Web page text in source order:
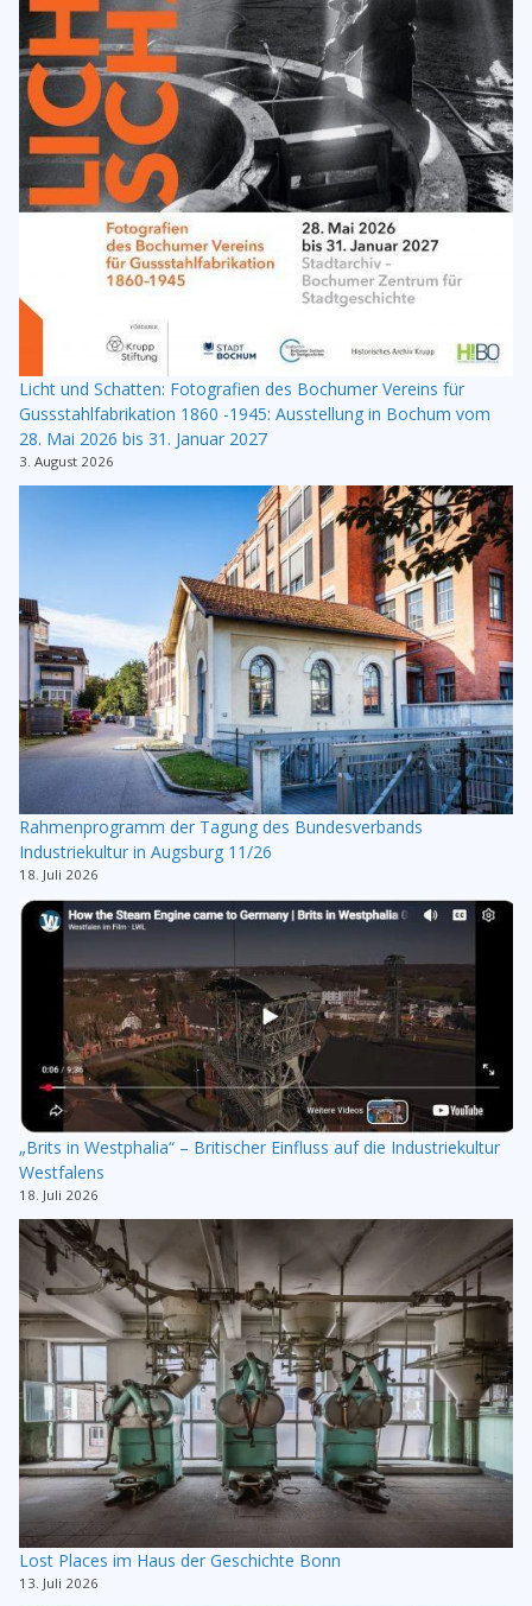
Licht und Schatten: Fotografien des Bochumer Vereins für
Gussstahlfabrikation 1860 -1945: Ausstellung in Bochum vom
28. Mai 2026 bis 31. Januar 2027
3. August 2026
Rahmenprogramm der Tagung des Bundesverbands
Industriekultur in Augsburg 11/26
18. Juli 2026
„Brits in Westphalia“ – Britischer Einfluss auf die Industriekultur
Westfalens
18. Juli 2026
Lost Places im Haus der Geschichte Bonn
13. Juli 2026